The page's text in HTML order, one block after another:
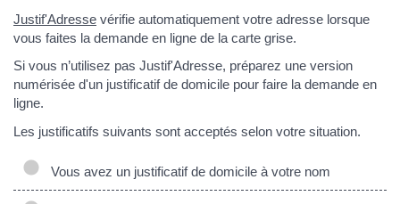
Justif'Adresse vérifie automatiquement votre adresse lorsque
vous faites la demande en ligne de la carte grise.
Si vous n’utilisez pas Justif'Adresse, préparez une version
numérisée d'un justificatif de domicile pour faire la demande en
ligne.
Les justificatifs suivants sont acceptés selon votre situation.
Vous avez un justificatif de domicile à votre nom